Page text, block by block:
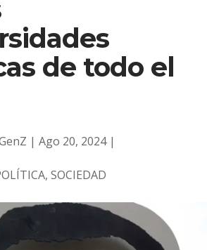
de todo el
| Ago 20, 2024|
, SOCIEDAD